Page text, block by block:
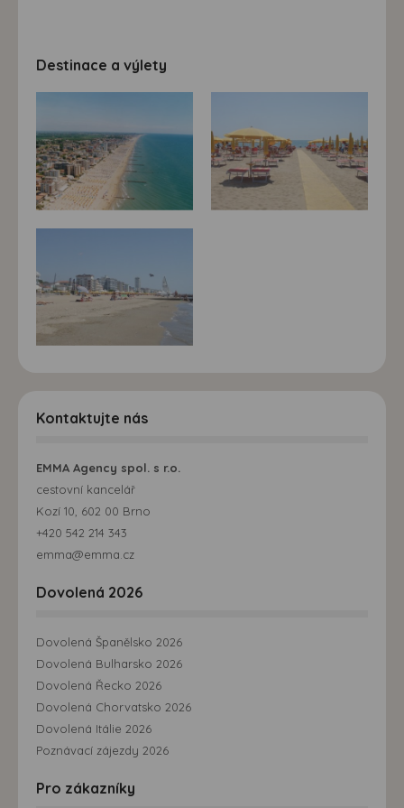
Destinace a výlety
Kontaktujte nás
EMMA Agency spol. s r.o.
cestovní kancelář
Kozí 10, 602 00 Brno
+420 542 214 343
emma@emma.cz
Dovolená 2026
Dovolená Španělsko 2026
Dovolená Bulharsko 2026
Dovolená Řecko 2026
Dovolená Chorvatsko 2026
Dovolená Itálie 2026
Poznávací zájezdy 2026
Pro zákazníky